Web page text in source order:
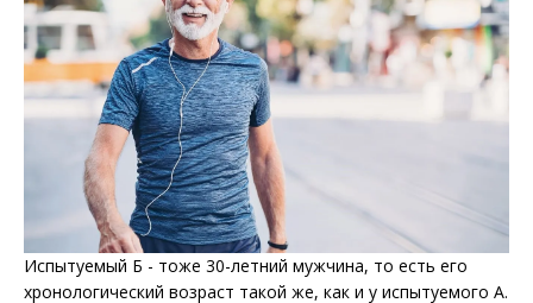
Испытуемый Б - тоже 30-летний мужчина, то есть его
хронологический возраст такой же, как и у испытуемого А.